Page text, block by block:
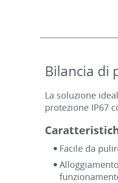
Bilancia di
La soluzione
protezione IP67
Facile da